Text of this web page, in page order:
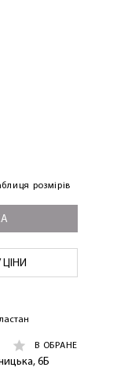
розмірів
В ОБРАНЕ
6Б
ДО
ВІД НАС